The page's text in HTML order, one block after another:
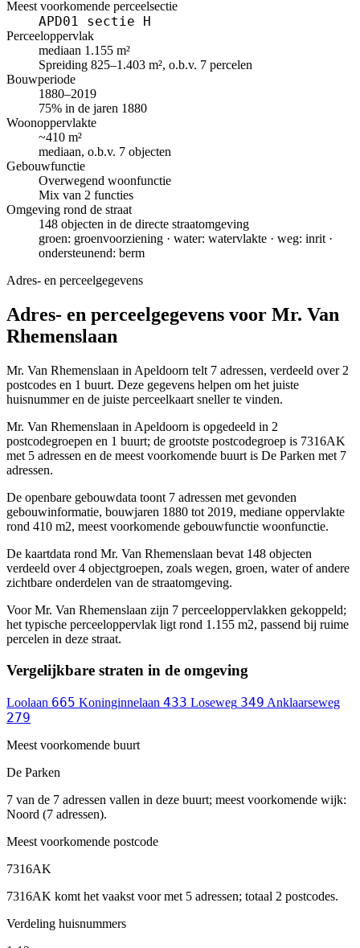
Meest voorkomende perceelsectie
APD01 sectie H
Perceeloppervlak
mediaan 1.155 m²
Spreiding 825–1.403 m², o.b.v. 7 percelen
Bouwperiode
1880–2019
75% in de jaren 1880
Woonoppervlakte
~410 m²
mediaan, o.b.v. 7 objecten
Gebouwfunctie
Overwegend woonfunctie
Mix van 2 functies
Omgeving rond de straat
148 objecten in de directe straatomgeving
groen: groenvoorziening · water: watervlakte · weg: inrit ·
ondersteunend: berm
Adres- en perceelgegevens
Adres- en perceelgegevens voor Mr. Van
Rhemenslaan
Mr. Van Rhemenslaan in Apeldoorn telt 7 adressen, verdeeld over 2
postcodes en 1 buurt. Deze gegevens helpen om het juiste
huisnummer en de juiste perceelkaart sneller te vinden.
Mr. Van Rhemenslaan in Apeldoorn is opgedeeld in 2
postcodegroepen en 1 buurt; de grootste postcodegroep is 7316AK
met 5 adressen en de meest voorkomende buurt is De Parken met 7
adressen.
De openbare gebouwdata toont 7 adressen met gevonden
gebouwinformatie, bouwjaren 1880 tot 2019, mediane oppervlakte
rond 410 m2, meest voorkomende gebouwfunctie woonfunctie.
De kaartdata rond Mr. Van Rhemenslaan bevat 148 objecten
verdeeld over 4 objectgroepen, zoals wegen, groen, water of andere
zichtbare onderdelen van de straatomgeving.
Voor Mr. Van Rhemenslaan zijn 7 perceeloppervlakken gekoppeld;
het typische perceeloppervlak ligt rond 1.155 m2, passend bij ruime
percelen in deze straat.
Vergelijkbare straten in de omgeving
Loolaan 665 Koninginnelaan 433 Loseweg 349 Anklaarseweg
279
Meest voorkomende buurt
De Parken
7 van de 7 adressen vallen in deze buurt; meest voorkomende wijk:
Noord (7 adressen).
Meest voorkomende postcode
7316AK
7316AK komt het vaakst voor met 5 adressen; totaal 2 postcodes.
Verdeling huisnummers